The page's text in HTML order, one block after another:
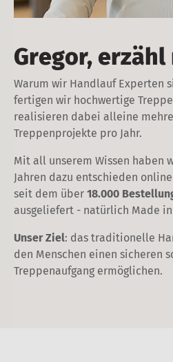
Gregor, erzähl
Warum wir Handlauf Experten
fertigen wir hochwertige
realisieren dabei alleine
Treppenprojekte pro Jahr.
Mit all unserem Wissen haben
Jahren dazu entschieden
seit dem über 18.000
ausgeliefert - natürlich Made in
Unser Ziel: das traditionelle
den Menschen einen sicheren
Treppenaufgang ermöglichen.